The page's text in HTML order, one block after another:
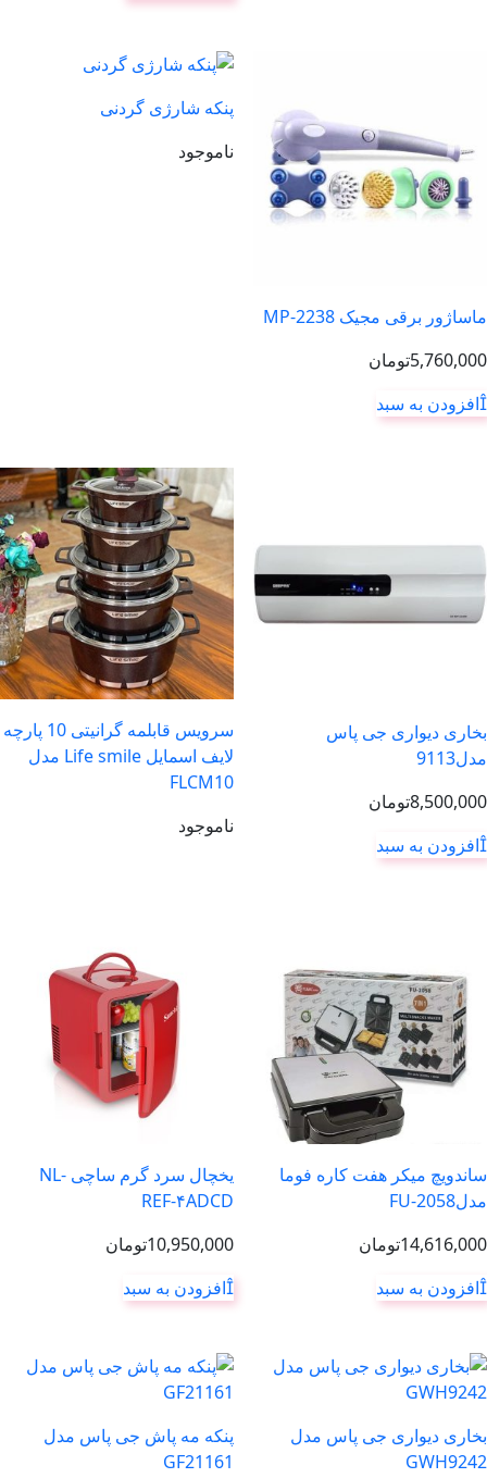
ماساژور برقی مجیک MP-2238
5,760,000تومان
افزودن به سبد
پنکه شارژی گردنی
ناموجود
بخاری دیواری جی پاس
مدل9113
8,500,000تومان
افزودن به سبد
سرویس قابلمه گرانیتی 10 پارچه
لایف اسمایل Life smile مدل
FLCM10
ناموجود
ساندویچ میکر هفت کاره فوما
مدلFU-2058
14,616,000تومان
افزودن به سبد
یخچال سرد گرم ساچی NL-
REF-۴ADCD
10,950,000تومان
افزودن به سبد
بخاری دیواری جی پاس مدل
GWH9242
پنکه مه پاش جی پاس مدل
GF21161